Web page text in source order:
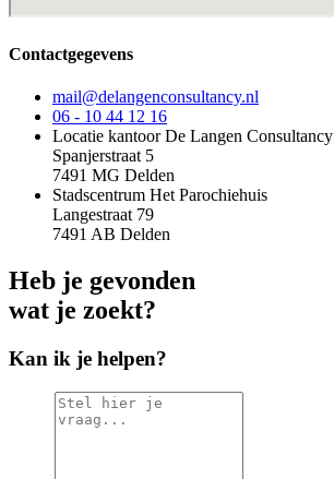
Contactgegevens
mail@delangenconsultancy.nl
06 - 10 44 12 16
Locatie kantoor De Langen Consultancy
Spanjerstraat 5
7491 MG Delden
Stadscentrum Het Parochiehuis
Langestraat 79
7491 AB Delden
Heb je gevonden
wat je zoekt?
Kan ik je helpen?